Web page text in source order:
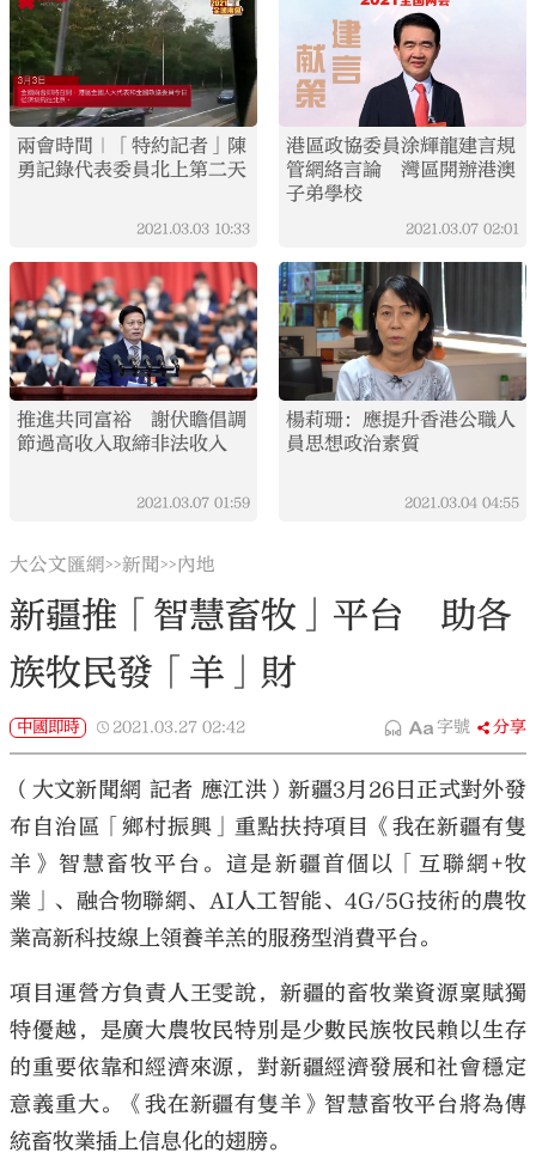
兩會時間｜「特約記者」陳
勇記錄代表委員北上第二天
2021.03.03 10:33
港區政協委員涂輝龍建言規
管網絡言論 灣區開辦港澳
子弟學校
2021.03.07 02:01
推進共同富裕 謝伏瞻倡調
節過高收入取締非法收入
2021.03.07 01:59
楊莉珊：應提升香港公職人
員思想政治素質
2021.03.04 04:55
大公文匯網>>新聞>>內地
新疆推「智慧畜牧」平台 助各
族牧民發「羊」財
中國即時 2021.03.27 02:42 字號 分享
（大文新聞網 記者 應江洪）新疆3月26日正式對外發
布自治區「鄉村振興」重點扶持項目《我在新疆有隻
羊》智慧畜牧平台。這是新疆首個以「互聯網+牧
業」、融合物聯網、AI人工智能、4G/5G技術的農牧
業高新科技線上領養羊羔的服務型消費平台。
項目運營方負責人王雯說，新疆的畜牧業資源稟賦獨
特優越，是廣大農牧民特別是少數民族牧民賴以生存
的重要依靠和經濟來源，對新疆經濟發展和社會穩定
意義重大。《我在新疆有隻羊》智慧畜牧平台將為傳
統畜牧業插上信息化的翅膀。